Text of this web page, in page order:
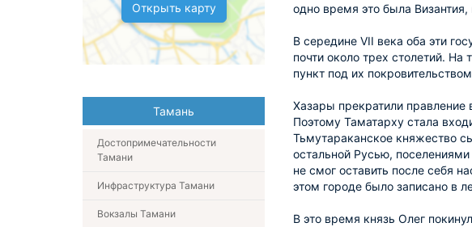
одно время это была
В середине VII века оба эти
почти около трех столетий.
пункт под их
Хазары прекратили правление
Поэтому Таматарху стала
Тьмутараканское княжество
остальной Русью,
не смог оставить после себя
этом городе было записано в
В это время князь Олег
Открыть карту
Тамань
Достопримечательности
Тамани
Инфраструктура Тамани
Вокзалы Тамани